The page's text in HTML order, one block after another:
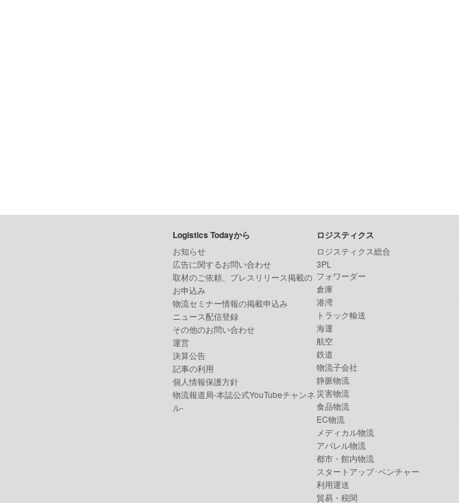
Logistics Todayから
お知らせ
広告に関するお問い合わせ
取材のご依頼、プレスリリース掲載の
お申込み
物流セミナー情報の掲載申込み
ニュース配信登録
その他のお問い合わせ
運営
決算公告
記事の利用
個人情報保護方針
物流報道局-本誌公式YouTubeチャンネ
ル-
ロジスティクス
ロジスティクス総合
3PL
フォワーダー
倉庫
港湾
トラック輸送
海運
航空
鉄道
物流子会社
静脈物流
災害物流
食品物流
EC物流
メディカル物流
アパレル物流
都市・館内物流
スタートアップ･ベンチャー
利用運送
貿易・税関